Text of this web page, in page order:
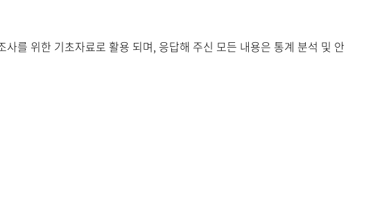
를 위한 기초자료로 활용 되며, 응답해 주신 모든 내용은 통계 분석 및 안